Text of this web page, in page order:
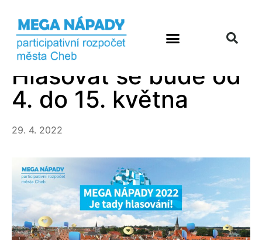
Hlasovat se bude od
4. do 15. května
29. 4. 2022